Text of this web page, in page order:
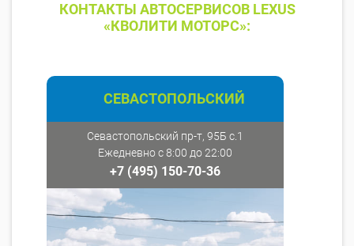
КОНТАКТЫ АВТОСЕРВИСОВ LEXUS
«КВОЛИТИ МОТОРС»:
СЕВАСТОПОЛЬСКИЙ
Севастопольский пр-т, 95Б с.1
Ежедневно с 8:00 до 22:00
+7 (495) 150-70-36